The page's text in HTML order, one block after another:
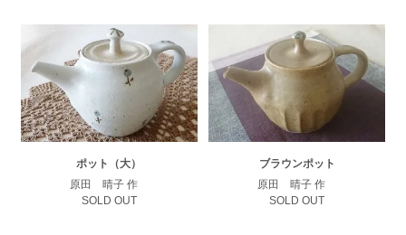
ポット（大）
原田 晴子 作
SOLD OUT
ブラウンポット
原田 晴子 作
SOLD OUT